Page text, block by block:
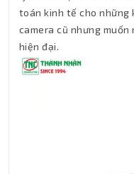
toán kinh tế cho những
camera cũ nhưng muốn
hiện đại.